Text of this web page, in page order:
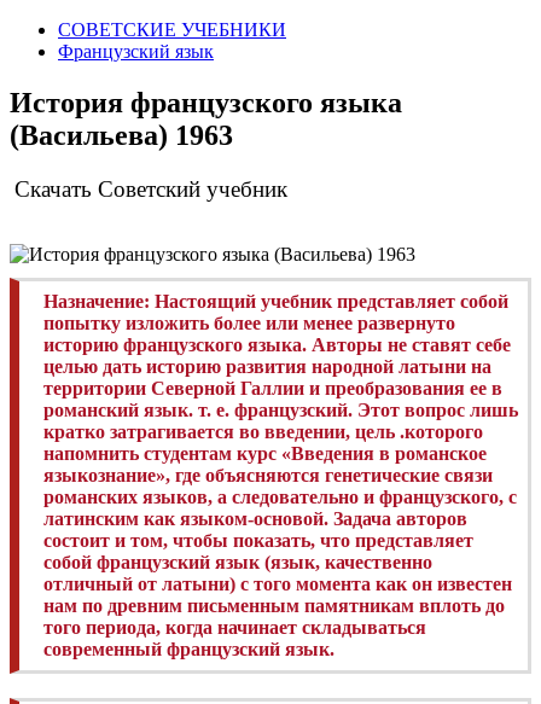
СОВЕТСКИЕ УЧЕБНИКИ
Французский язык
История французского языка
(Васильева) 1963
Скачать Советский учебник
Назначение: Настоящий учебник представляет собой
попытку изложить более или менее развернуто
историю французского языка. Авторы не ставят себе
целью дать историю развития народной латыни на
территории Северной Галлии и преобразования ее в
романский язык. т. е. французский. Этот вопрос лишь
кратко затрагивается во введении, цель .которого
напомнить студентам курс «Введения в романское
языкознание», где объясняются генетические связи
романских языков, а следовательно и французского, с
латинским как языком-основой. Задача авторов
состоит и том, чтобы показать, что представляет
собой французский язык (язык, качественно
отличный от латыни) с того момента как он известен
нам по древним письменным памятникам вплоть до
того периода, когда начинает складываться
современный французский язык.